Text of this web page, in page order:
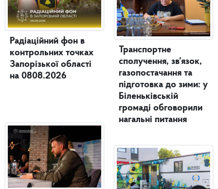
Радіаційний фон в
контрольних точках
Запорізької області
на 0808.2026
Транспортне
сполучення, зв’язок,
газопостачання та
підготовка до зими: у
Біленьківській
громаді обговорили
нагальні питання